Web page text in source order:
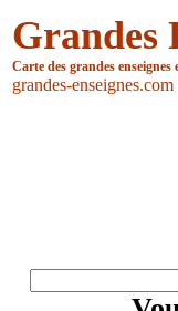
Grandes
Carte des grandes enseignes
grandes-enseignes.com